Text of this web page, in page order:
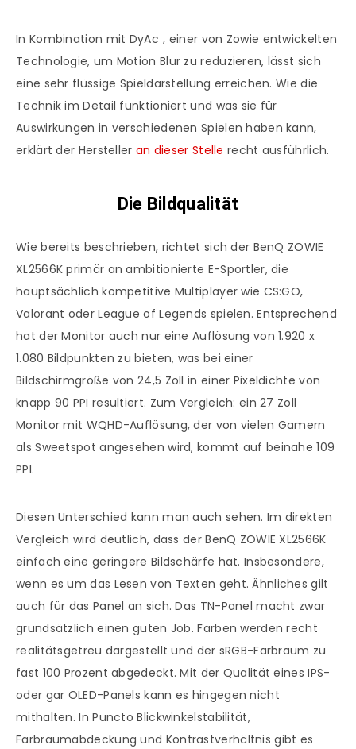
In Kombination mit DyAc⁺, einer von Zowie entwickelten
Technologie, um Motion Blur zu reduzieren, lässt sich
eine sehr flüssige Spieldarstellung erreichen. Wie die
Technik im Detail funktioniert und was sie für
Auswirkungen in verschiedenen Spielen haben kann,
erklärt der Hersteller an dieser Stelle recht ausführlich.
Die Bildqualität
Wie bereits beschrieben, richtet sich der BenQ ZOWIE
XL2566K primär an ambitionierte E-Sportler, die
hauptsächlich kompetitive Multiplayer wie CS:GO,
Valorant oder League of Legends spielen. Entsprechend
hat der Monitor auch nur eine Auflösung von 1.920 x
1.080 Bildpunkten zu bieten, was bei einer
Bildschirmgröße von 24,5 Zoll in einer Pixeldichte von
knapp 90 PPI resultiert. Zum Vergleich: ein 27 Zoll
Monitor mit WQHD-Auflösung, der von vielen Gamern
als Sweetspot angesehen wird, kommt auf beinahe 109
PPI.
Diesen Unterschied kann man auch sehen. Im direkten
Vergleich wird deutlich, dass der BenQ ZOWIE XL2566K
einfach eine geringere Bildschärfe hat. Insbesondere,
wenn es um das Lesen von Texten geht. Ähnliches gilt
auch für das Panel an sich. Das TN-Panel macht zwar
grundsätzlich einen guten Job. Farben werden recht
realitätsgetreu dargestellt und der sRGB-Farbraum zu
fast 100 Prozent abgedeckt. Mit der Qualität eines IPS-
oder gar OLED-Panels kann es hingegen nicht
mithalten. In Puncto Blickwinkelstabilität,
Farbraumabdeckung und Kontrastverhältnis gibt es